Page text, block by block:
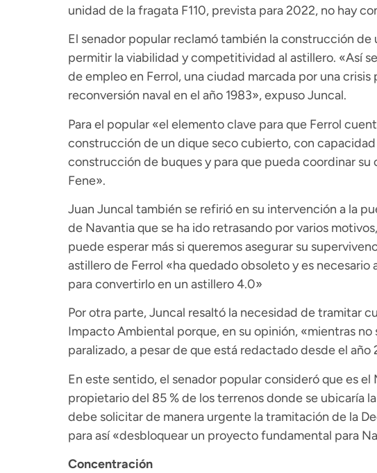
unidad de la fragata F110, prevista para 2022, no hay
El senador popular reclamó también la construcción
permitir la viabilidad y competitividad al astillero. «Así
de empleo en Ferrol, una ciudad marcada por una
reconversión naval en el año 1983», expuso Juncal.
Para el popular «el elemento clave para que Ferrol
construcción de un dique seco cubierto, con
construcción de buques y para que pueda coordinar
Fene».
Juan Juncal también se refirió en su intervención a la
de Navantia que se ha ido retrasando por varios
puede esperar más si queremos asegurar su
astillero de Ferrol «ha quedado obsoleto y es necesario
para convertirlo en un astillero 4.0»
Por otra parte, Juncal resaltó la necesidad de tramitar
Impacto Ambiental porque, en su opinión, «mientras
paralizado, a pesar de que está redactado desde el año
En este sentido, el senador popular consideró que es
propietario del 85 % de los terrenos donde se ubicaría
debe solicitar de manera urgente la tramitación de la
para así «desbloquear un proyecto fundamental para
Concentración